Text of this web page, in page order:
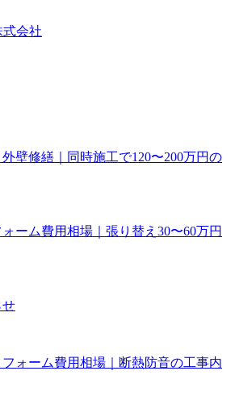
式会社
壁修繕｜同時施工で120〜200万円の
ーム費用相場｜張り替え30〜60万円
せ
ォーム費用相場｜断熱防音の工事内